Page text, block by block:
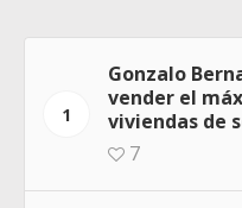
1
Gonzalo
vender el
viviendas de
7